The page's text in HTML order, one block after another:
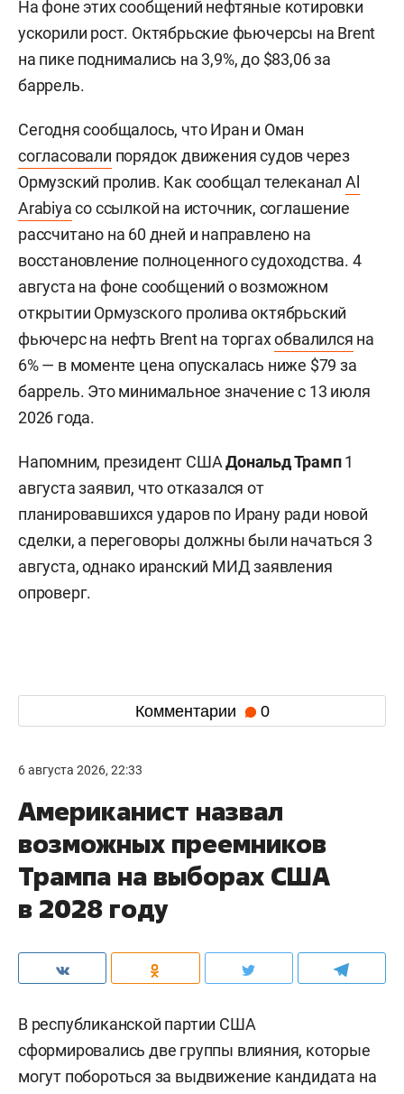
На фоне этих сообщений нефтяные котировки
ускорили рост. Октябрьские фьючерсы на Brent
на пике поднимались на 3,9%, до $83,06 за
баррель.
Сегодня сообщалось, что Иран и Оман
согласовали порядок движения судов через
Ормузский пролив. Как сообщал телеканал Al
Arabiyaсо ссылкой на источник, соглашение
рассчитано на 60 дней и направлено на
восстановление полноценного судоходства. 4
августа на фоне сообщений о возможном
открытии Ормузского пролива октябрьский
фьючерс на нефть Brent на торгахобвалился на
6% — в моменте цена опускалась ниже $79 за
баррель. Это минимальное значение с 13 июля
2026 года.
Напомним, президент СШАДональд Трамп1
августа заявил, что отказался от
планировавшихся ударов по Ирану ради новой
сделки, а переговоры должны были начаться 3
августа, однако иранский МИД заявления
опроверг.
Комментарии 0
6 августа 2026, 22:33
Американист назвал
возможных преемников
Трампа на выборах США
в 2028 году
В республиканской партии США
сформировались две группы влияния, которые
могут побороться за выдвижение кандидата на